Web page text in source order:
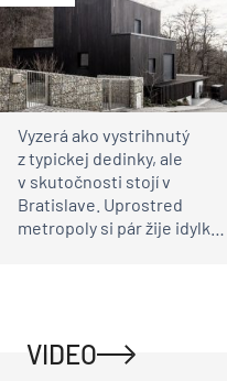
Vyzerá ako vystrihnutý
z typickej dedinky, ale
v skutočnosti stojí v
Bratislave. Uprostred
metropoly si pár žije idylku
VIDEO